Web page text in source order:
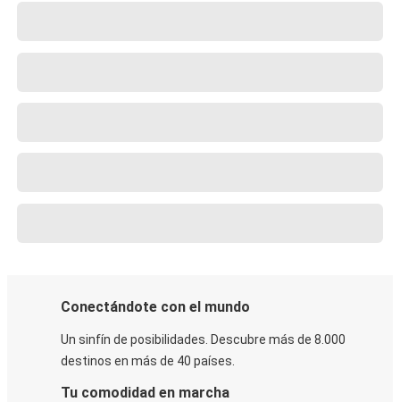
Conectándote con el mundo
Un sinfín de posibilidades. Descubre más de 8.000
destinos en más de 40 países.
Tu comodidad en marcha